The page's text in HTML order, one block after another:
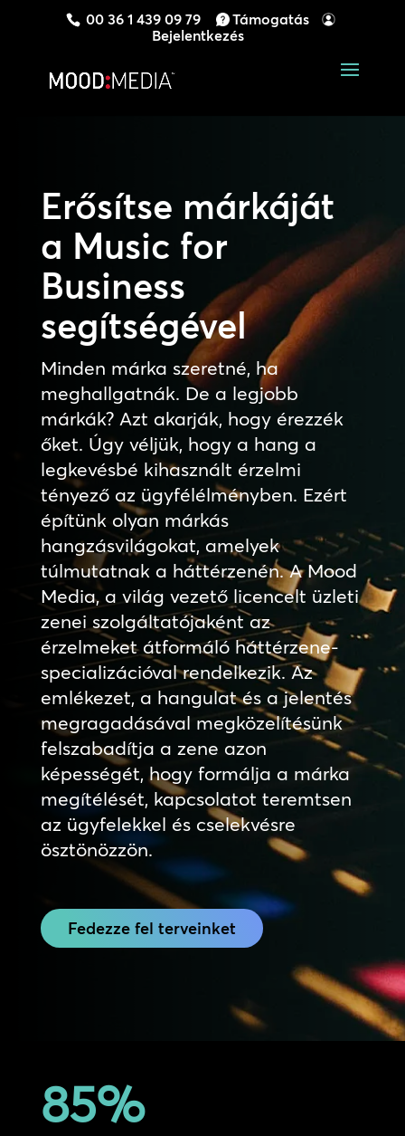
00 36 1 439 09 79
Támogatás
Bejelentkezés
Erősítse márkáját
a Music for
Business
segítségével
Minden márka szeretné, ha
meghallgatnák. De a legjobb
márkák? Azt akarják, hogy érezzék
őket. Úgy véljük, hogy a hang a
legkevésbé kihasznált érzelmi
tényező az ügyfélélményben. Ezért
építünk olyan márkás
hangzásvilágokat, amelyek
túlmutatnak a háttérzenén. A Mood
Media, a világ vezető licencelt üzleti
zenei szolgáltatójaként az
érzelmeket átformáló háttérzene-
specializációval rendelkezik. Az
emlékezet, a hangulat és a jelentés
megragadásával megközelítésünk
felszabadítja a zene azon
képességét, hogy formálja a márka
megítélését, kapcsolatot teremtsen
az ügyfelekkel és cselekvésre
ösztönözzön.
Fedezze fel terveinket
85%